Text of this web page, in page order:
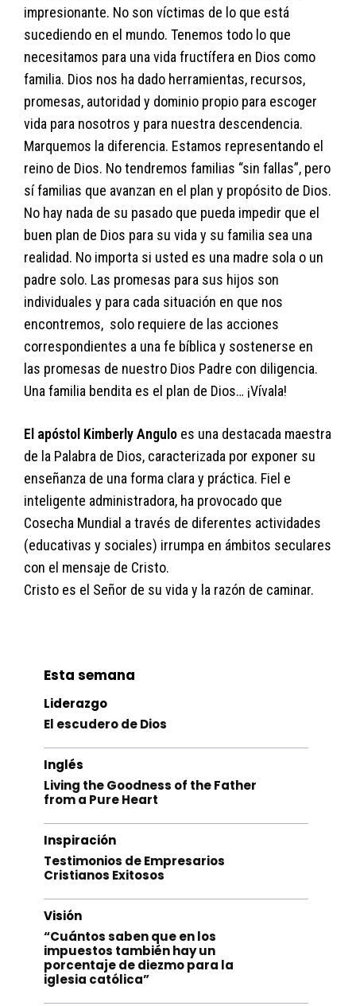
impresionante. No son víctimas de lo que está
sucediendo en el mundo. Tenemos todo lo que
necesitamos para una vida fructífera en Dios como
familia. Dios nos ha dado herramientas, recursos,
promesas, autoridad y dominio propio para escoger
vida para nosotros y para nuestra descendencia.
Marquemos la diferencia. Estamos representando el
reino de Dios. No tendremos familias “sin fallas”, pero
sí familias que avanzan en el plan y propósito de Dios.
No hay nada de su pasado que pueda impedir que el
buen plan de Dios para su vida y su familia sea una
realidad. No importa si usted es una madre sola o un
padre solo. Las promesas para sus hijos son
individuales y para cada situación en que nos
encontremos, solo requiere de las acciones
correspondientes a una fe bíblica y sostenerse en
las promesas de nuestro Dios Padre con diligencia.
Una familia bendita es el plan de Dios… ¡Vívala!
El apóstol Kimberly Angulo es una destacada maestra
de la Palabra de Dios, caracterizada por exponer su
enseñanza de una forma clara y práctica. Fiel e
inteligente administradora, ha provocado que
Cosecha Mundial a través de diferentes actividades
(educativas y sociales) irrumpa en ámbitos seculares
con el mensaje de Cristo.
Cristo es el Señor de su vida y la razón de caminar.
Esta semana
Liderazgo
El escudero de Dios
Inglés
Living the Goodness of the Father
from a Pure Heart
Inspiración
Testimonios de Empresarios
Cristianos Exitosos
Visión
“Cuántos saben que en los
impuestos también hay un
porcentaje de diezmo para la
iglesia católica”